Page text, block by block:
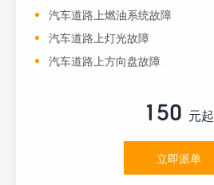
汽车道路上燃油系统故障
汽车道路上灯光故障
汽车道路上方向盘故障
150 元起
立即派单